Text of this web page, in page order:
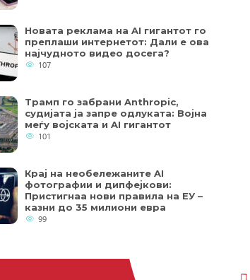
Новата реклама на AI гигантот го
преплаши интернетот: Дали е ова
најчудното видео досега?
107
Трамп го забрани Anthropic,
судијата ја запре одлуката: Војна
меѓу војската и AI гигантот
101
Крај на необележаните AI
фотографии и дипфејкови:
Пристигнаа нови правила на ЕУ –
казни до 35 милиони евра
99